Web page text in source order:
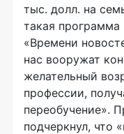
тыс. долл. на
такая программа
«Времени
нас вооружат
желательный
профессии,
переобучение».
подчеркнул, что